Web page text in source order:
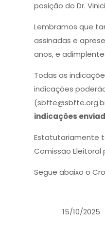
posição do Dr.
Lembramos que
assinadas e
anos, e
Todas as
indicações
indicações
Estatutariamente
Comissão Eleitoral
Segue abaixo o
15/10/2025